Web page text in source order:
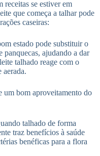
receitas se estiver em
que começa a talhar pode
caseiras:
estado pode substituir o
panquecas, ajudando a dar
talhado reage com o
um bom aproveitamento do
talhado de forma
traz benefícios à saúde
benéficas para a flora